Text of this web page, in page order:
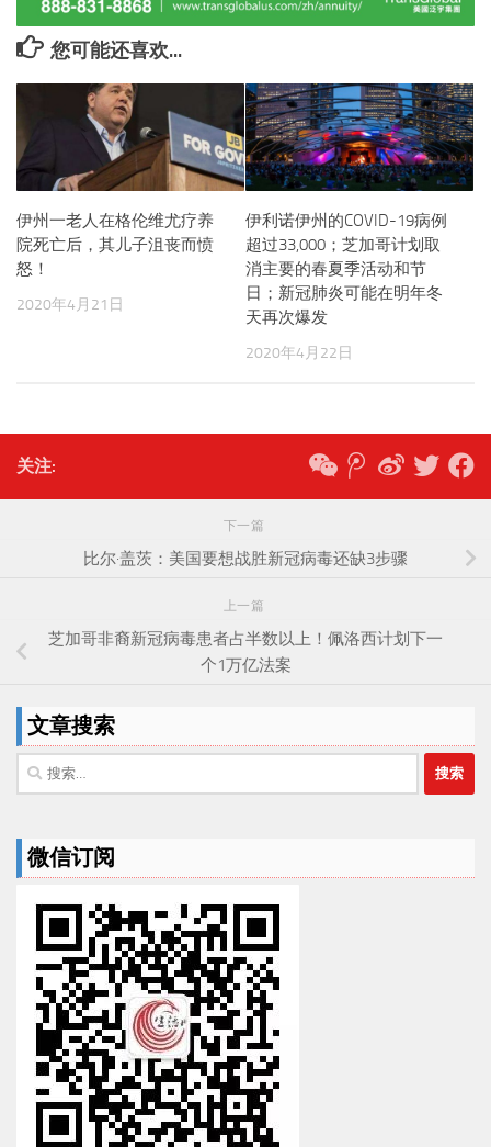
您可能还喜欢...
伊州一老人在格伦维尤疗养
院死亡后，其儿子沮丧而愤
怒！
2020年4月21日
伊利诺伊州的COVID-19病例
超过33,000；芝加哥计划取
消主要的春夏季活动和节
日；新冠肺炎可能在明年冬
天再次爆发
2020年4月22日
关注:
下一篇
比尔·盖茨：美国要想战胜新冠病毒还缺3步骤
上一篇
芝加哥非裔新冠病毒患者占半数以上！佩洛西计划下一
个1万亿法案
文章搜索
搜
索：
微信订阅